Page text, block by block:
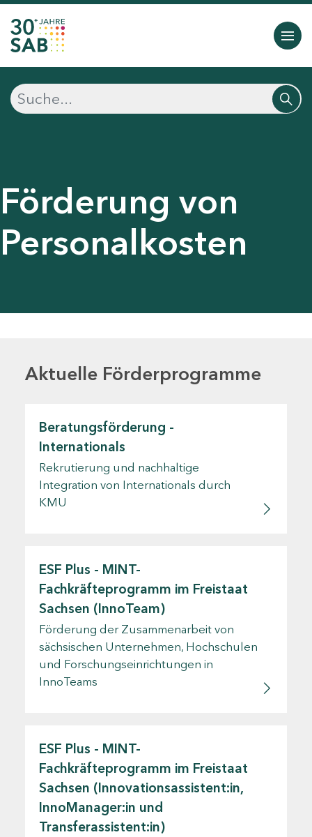
Förderung von
Personalkosten
Aktuelle Förderprogramme
Beratungsförderung -
Internationals
Rekrutierung und nachhaltige
Integration von Internationals durch
KMU
ESF Plus - MINT-
Fachkräfteprogramm im Freistaat
Sachsen (InnoTeam)
Förderung der Zusammenarbeit von
sächsischen Unternehmen, Hochschulen
und Forschungseinrichtungen in
InnoTeams
ESF Plus - MINT-
Fachkräfteprogramm im Freistaat
Sachsen (Innovationsassistent:in,
InnoManager:in und
Transferassistent:in)